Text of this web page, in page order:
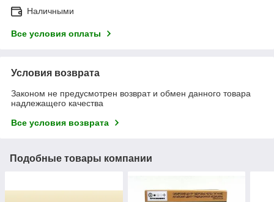
Наличными
Все условия оплаты
Условия возврата
Законом не предусмотрен возврат и обмен данного товара
надлежащего качества
Все условия возврата
Подобные товары компании